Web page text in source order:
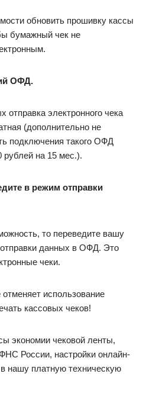
обновить прошивку кассы
бумажный чек не
ОФД.
электронного чека
(дополнительно не
подключения такого ОФД
рублей на 15 мес.).
в режим отправки
то переведите вашу
данных в ОФД. Это
чеки.
использование
кассовых чеков!
экономии чековой ленты,
России, настройки онлайн-
нашу платную техническую